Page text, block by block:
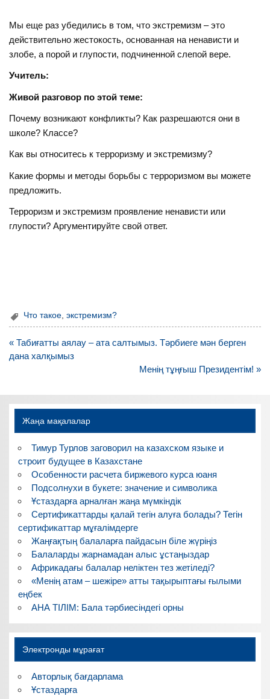
Мы еще раз убедились в том, что экстремизм – это
действительно жестокость, основанная на ненависти и
злобе, а порой и глупости, подчиненной слепой вере.
Учитель:
Живой разговор по этой теме:
Почему возникают конфликты? Как разрешаются они в
школе? Классе?
Как вы относитесь к терроризму и экстремизму?
Какие формы и методы борьбы с терроризмом вы можете
предложить.
Терроризм и экстремизм проявление ненависти или
глупости? Аргументируйте свой ответ.
Что такое,экстремизм?
Навигация
по
« Табиғатты аялау – ата салтымыз. Тәрбиеге мән берген
дана халқымыз
Менің тұңғыш Президентім! »
Жаңа мақалалар
Тимур Турлов заговорил на казахском языке и
строит будущее в Казахстане
Особенности расчета биржевого курса юаня
Подсолнухи в букете: значение и символика
Ұстаздарға арналған жаңа мүмкіндік
Сертификаттарды қалай тегін алуға болады? Тегін
сертификаттар мұғалімдерге
Жаңғақтың балаларға пайдасын біле жүріңіз
Балаларды жарнамадан алыс ұстаңыздар
Африкадағы балалар неліктен тез жетіледі?
«Менің атам – шежіре» атты тақырыптағы ғылыми
еңбек
АНА ТІЛІМ: Бала тәрбиесіндегі орны
Электронды мұрағат
Авторлық бағдарлама
Ұстаздарға